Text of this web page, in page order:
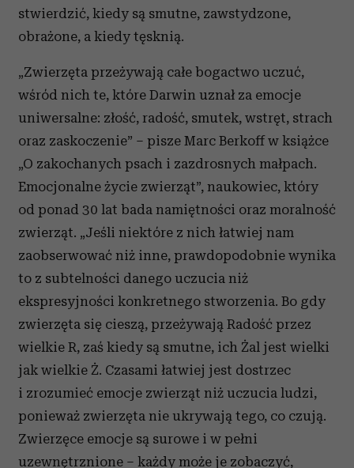
stwierdzić, kiedy są smutne, zawstydzone,
obrażone, a kiedy tęsknią.
„Zwierzęta przeżywają całe bogactwo uczuć,
wśród nich te, które Darwin uznał za emocje
uniwersalne: złość, radość, smutek, wstręt, strach
oraz zaskoczenie” – pisze Marc Berkoff w książce
„O zakochanych psach i zazdrosnych małpach.
Emocjonalne życie zwierząt”, naukowiec, który
od ponad 30 lat bada namiętności oraz moralność
zwierząt. „Jeśli niektóre z nich łatwiej nam
zaobserwować niż inne, prawdopodobnie wynika
to z subtelności danego uczucia niż
ekspresyjności konkretnego stworzenia. Bo gdy
zwierzęta się cieszą, przeżywają Radość przez
wielkie R, zaś kiedy są smutne, ich Żal jest wielki
jak wielkie Ż. Czasami łatwiej jest dostrzec
i zrozumieć emocje zwierząt niż uczucia ludzi,
ponieważ zwierzęta nie ukrywają tego, co czują.
Zwierzęce emocje są surowe i w pełni
uzewnętrznione – każdy może je zobaczyć,